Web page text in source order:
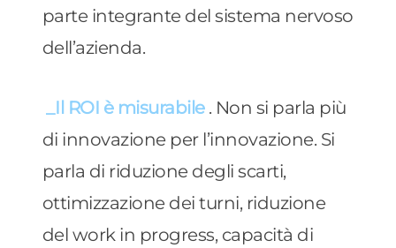
parte integrante del sistema nervoso
dell’azienda.
_Il ROI è misurabile . Non si parla più
di innovazione per l’innovazione. Si
parla di riduzione degli scarti,
ottimizzazione dei turni, riduzione
del work in progress, capacità di